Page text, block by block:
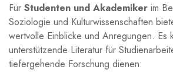
Für Studenten und‍ Akademiker im
Soziologie und Kulturwissenschaften
wertvolle​ Einblicke⁢ und Anregungen. Es
unterstützende ⁤Literatur für
tiefergehende Forschung dienen: